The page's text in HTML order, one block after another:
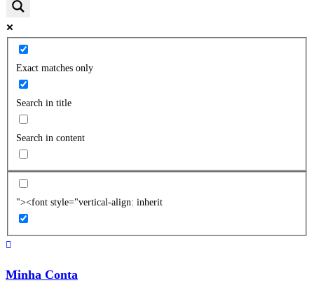
Exact matches only
Search in title
Search in content
"><font style="vertical-align: inherit
Minha Conta